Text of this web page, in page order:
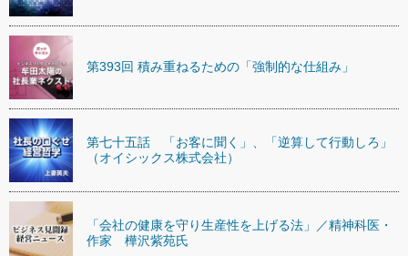
第393回 積み重ねるための「強制的な仕組み」
第七十五話 「お客に聞く」、「逆算して行動しろ」
（オイシックス株式会社）
「会社の健康を守り生産性を上げる法」／精神科医・
作家 樺沢紫苑氏